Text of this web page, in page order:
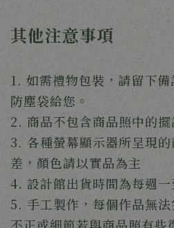
其他注意事項
1. 如需禮物包裝，請留下
防塵袋給您。
2. 商品不包含商品照中的擺
3. 各種螢幕顯示器所呈現
差，顏色請以實品為主
4. 設計館出貨時間為每週一
5. 手工製作，每個作品無